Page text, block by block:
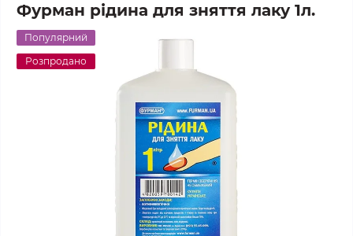
Фурман рідина для зняття лаку 1л.
Популярний
Розпродано